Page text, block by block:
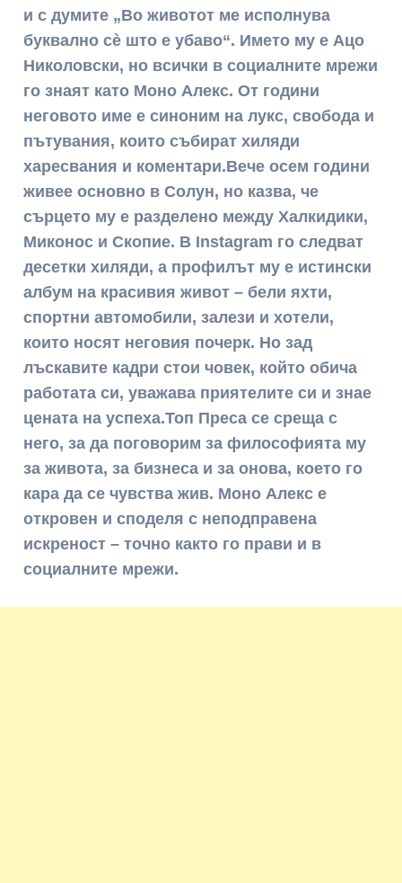
и с думите „Во животот ме исполнува
буквално сè што е убаво“. Името му е Ацо
Николовски, но всички в социалните мрежи
го знаят като Моно Алекс. От години
неговото име е синоним на лукс, свобода и
пътувания, които събират хиляди
харесвания и коментари.Вече осем години
живее основно в Солун, но казва, че
сърцето му е разделено между Халкидики,
Миконос и Скопие. В Instagram го следват
десетки хиляди, а профилът му е истински
албум на красивия живот – бели яхти,
спортни автомобили, залези и хотели,
които носят неговия почерк. Но зад
лъскавите кадри стои човек, който обича
работата си, уважава приятелите си и знае
цената на успеха.Топ Преса се среща с
него, за да поговорим за философията му
за живота, за бизнеса и за онова, което го
кара да се чувства жив. Моно Алекс е
откровен и споделя с неподправена
искреност – точно както го прави и в
социалните мрежи.